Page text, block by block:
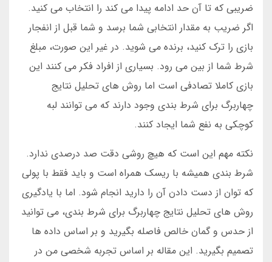
ضریبی که تا آن حد ادامه پیدا می کند را انتخاب می کنید.
اگر ضریب به مقدار انتخابی شما برسد و شما قبل از انفجار
بازی را ترک کنید، برنده می شوید. در غیر این صورت، مبلغ
شرط شما از بین می رود. بسیاری از افراد فکر می کنند این
بازی کاملا تصادفی است اما روش های تحلیل نتایج
چهاربرگ برای شرط بندی وجود دارند که می توانند لبه
کوچکی به نفع شما ایجاد کنند.
نکته مهم این است که هیچ روشی دقت صد درصدی ندارد.
شرط بندی همیشه با ریسک همراه است و باید فقط با پولی
که توان از دست دادن آن را دارید انجام شود. اما با یادگیری
روش های تحلیل نتایج چهاربرگ برای شرط بندی، می توانید
از حدس و گمان خالص فاصله بگیرید و بر اساس داده ها
تصمیم بگیرید. این مقاله بر اساس تجربه شخصی من در